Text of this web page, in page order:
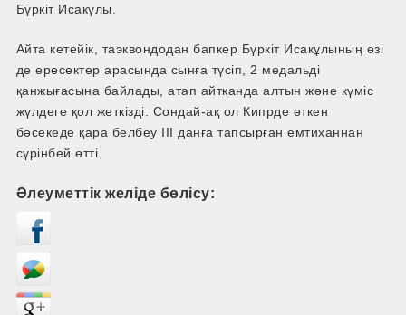
Бүркіт Исакұлы.
Айта кетейік, таэквондодан бапкер Бүркіт Исакұлының өзі
де ересектер арасында сынға түсіп, 2 медальді
қанжығасына байлады, атап айтқанда алтын және күміс
жүлдеге қол жеткізді. Сондай-ақ ол Кипрде өткен
бәсекеде қара белбеу ІІІ данға тапсырған емтиханнан
сүрінбей өтті.
Әлеуметтік желіде бөлісу: